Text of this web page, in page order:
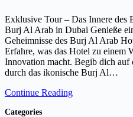
Exklusive Tour – Das Innere des
Burj Al Arab in Dubai Genieße
Geheimnisse des Burj Al Arab
Erfahre, was das Hotel zu einem
Innovation macht. Begib dich auf
durch das ikonische Burj Al…
Continue Reading
Categories